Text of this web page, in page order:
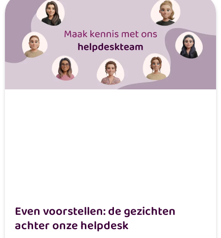
Even voorstellen: de gezichten
achter onze helpdesk